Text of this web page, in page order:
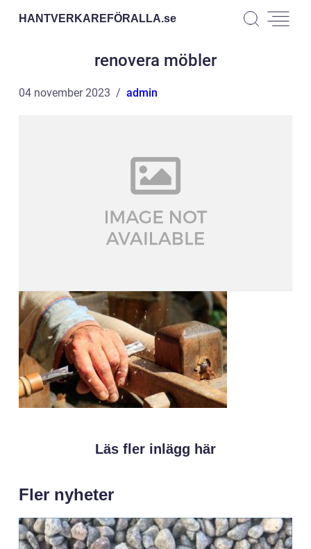
HANTVERKAREFÖRALLA.se
renovera möbler
04 november 2023 admin
Läs fler inlägg här
Fler nyheter